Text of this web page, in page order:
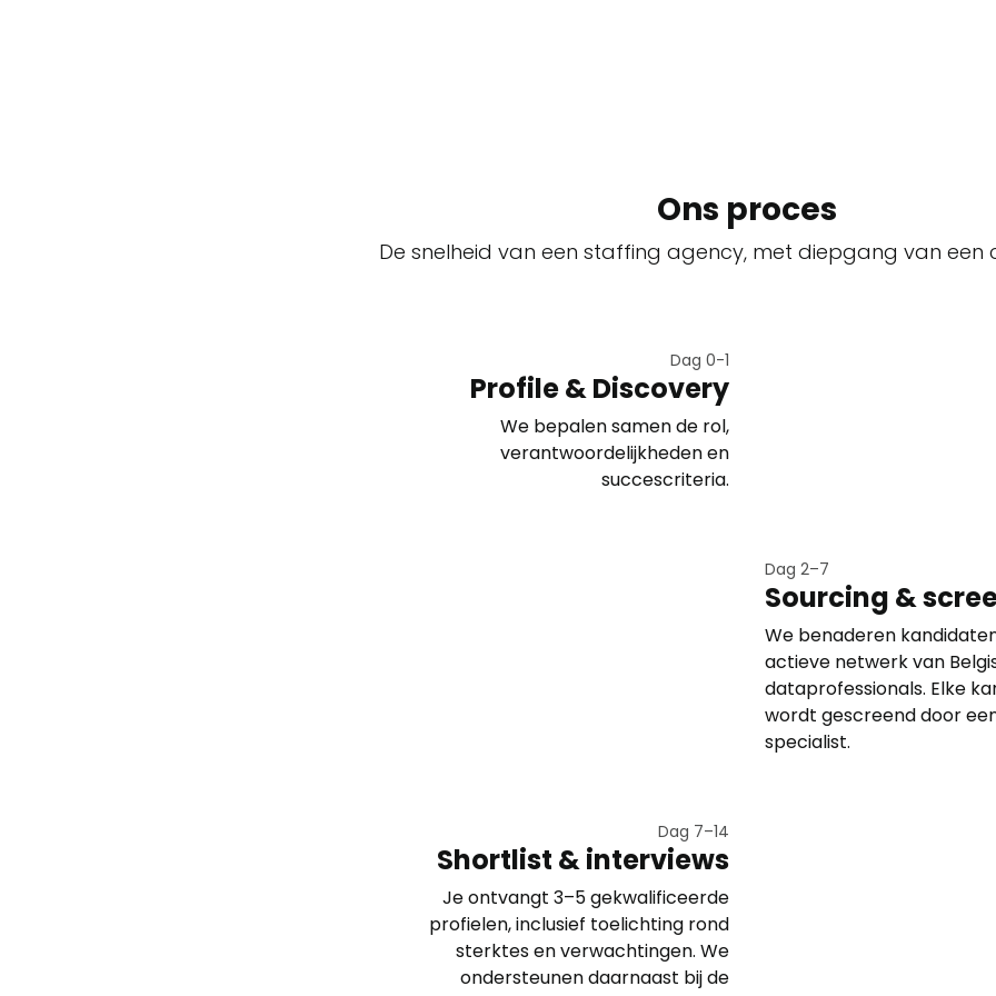
Ons proces
De snelheid van een staffing agency, met diepgang van een
Dag 0-1
Profile & Discovery
We bepalen samen de rol,
verantwoordelijkheden en
succescriteria.
Dag 2–7
Sourcing &
We benaderen
actieve netwerk van
dataprofessionals. Elke
wordt gescreend door
specialist.
Dag 7–14
Shortlist & interviews
Je ontvangt 3–5 gekwalificeerde
profielen, inclusief toelichting rond
sterktes en verwachtingen. We
ondersteunen daarnaast bij de